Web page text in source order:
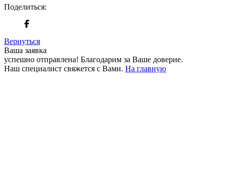
Поделиться:
Вернуться
Ваша заявка
успешно отправлена! Благодарим за Ваше доверие.
Наш специалист свяжется с Вами. На главную